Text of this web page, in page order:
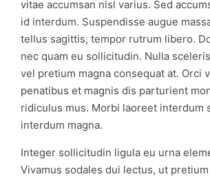
vitae accumsan nisl varius. Sed
id interdum. Suspendisse augue
tellus sagittis, tempor rutrum libero.
nec quam eu sollicitudin. Nulla
vel pretium magna consequat at. Orci
penatibus et magnis dis parturient
ridiculus mus. Morbi laoreet interdum
interdum magna.
Integer sollicitudin ligula eu urna
Vivamus sodales dui lectus, ut